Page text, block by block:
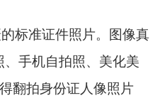
标准证件照片。图像真
手机自拍照、美化美
翻拍身份证人像照片